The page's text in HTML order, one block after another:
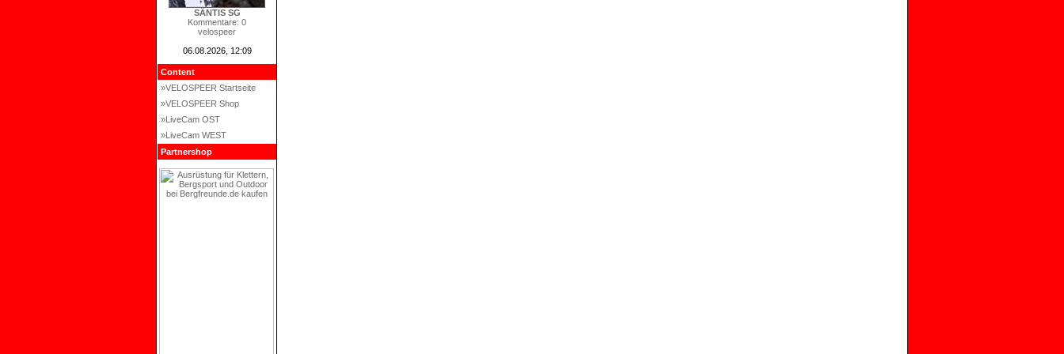
SÄNTIS SG
Kommentare: 0
velospeer
06.08.2026, 12:09
Content
»VELOSPEER Startseite
»VELOSPEER Shop
»LiveCam OST
»LiveCam WEST
Partnershop